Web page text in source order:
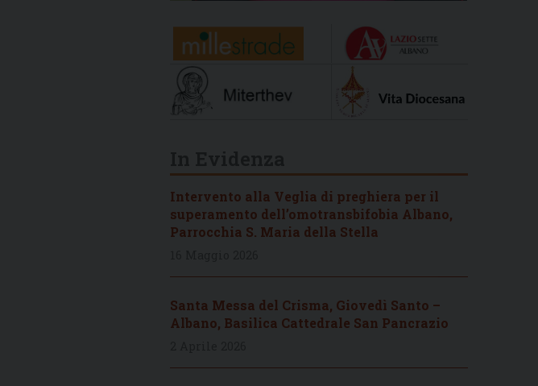
Intervento alla Veglia di preghiera per il
superamento dell’omotransbifobia Albano,
Parrocchia S. Maria della Stella
Santa Messa del Crisma, Giovedì Santo –
Albano, Basilica Cattedrale San Pancrazio